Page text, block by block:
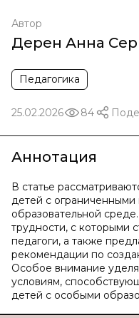
Автор
Дерен Анна
Педагогика
25.02.2026 84
Аннотация
В статье
детей с ограниченными
образовательной
трудности, с которыми
педагоги, а также
рекомендации по
Особое внимание
условиям,
детей с особыми